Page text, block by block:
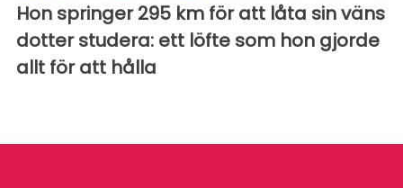
Hon springer 295 km för att låta sin väns
dotter studera: ett löfte som hon gjorde
allt för att hålla